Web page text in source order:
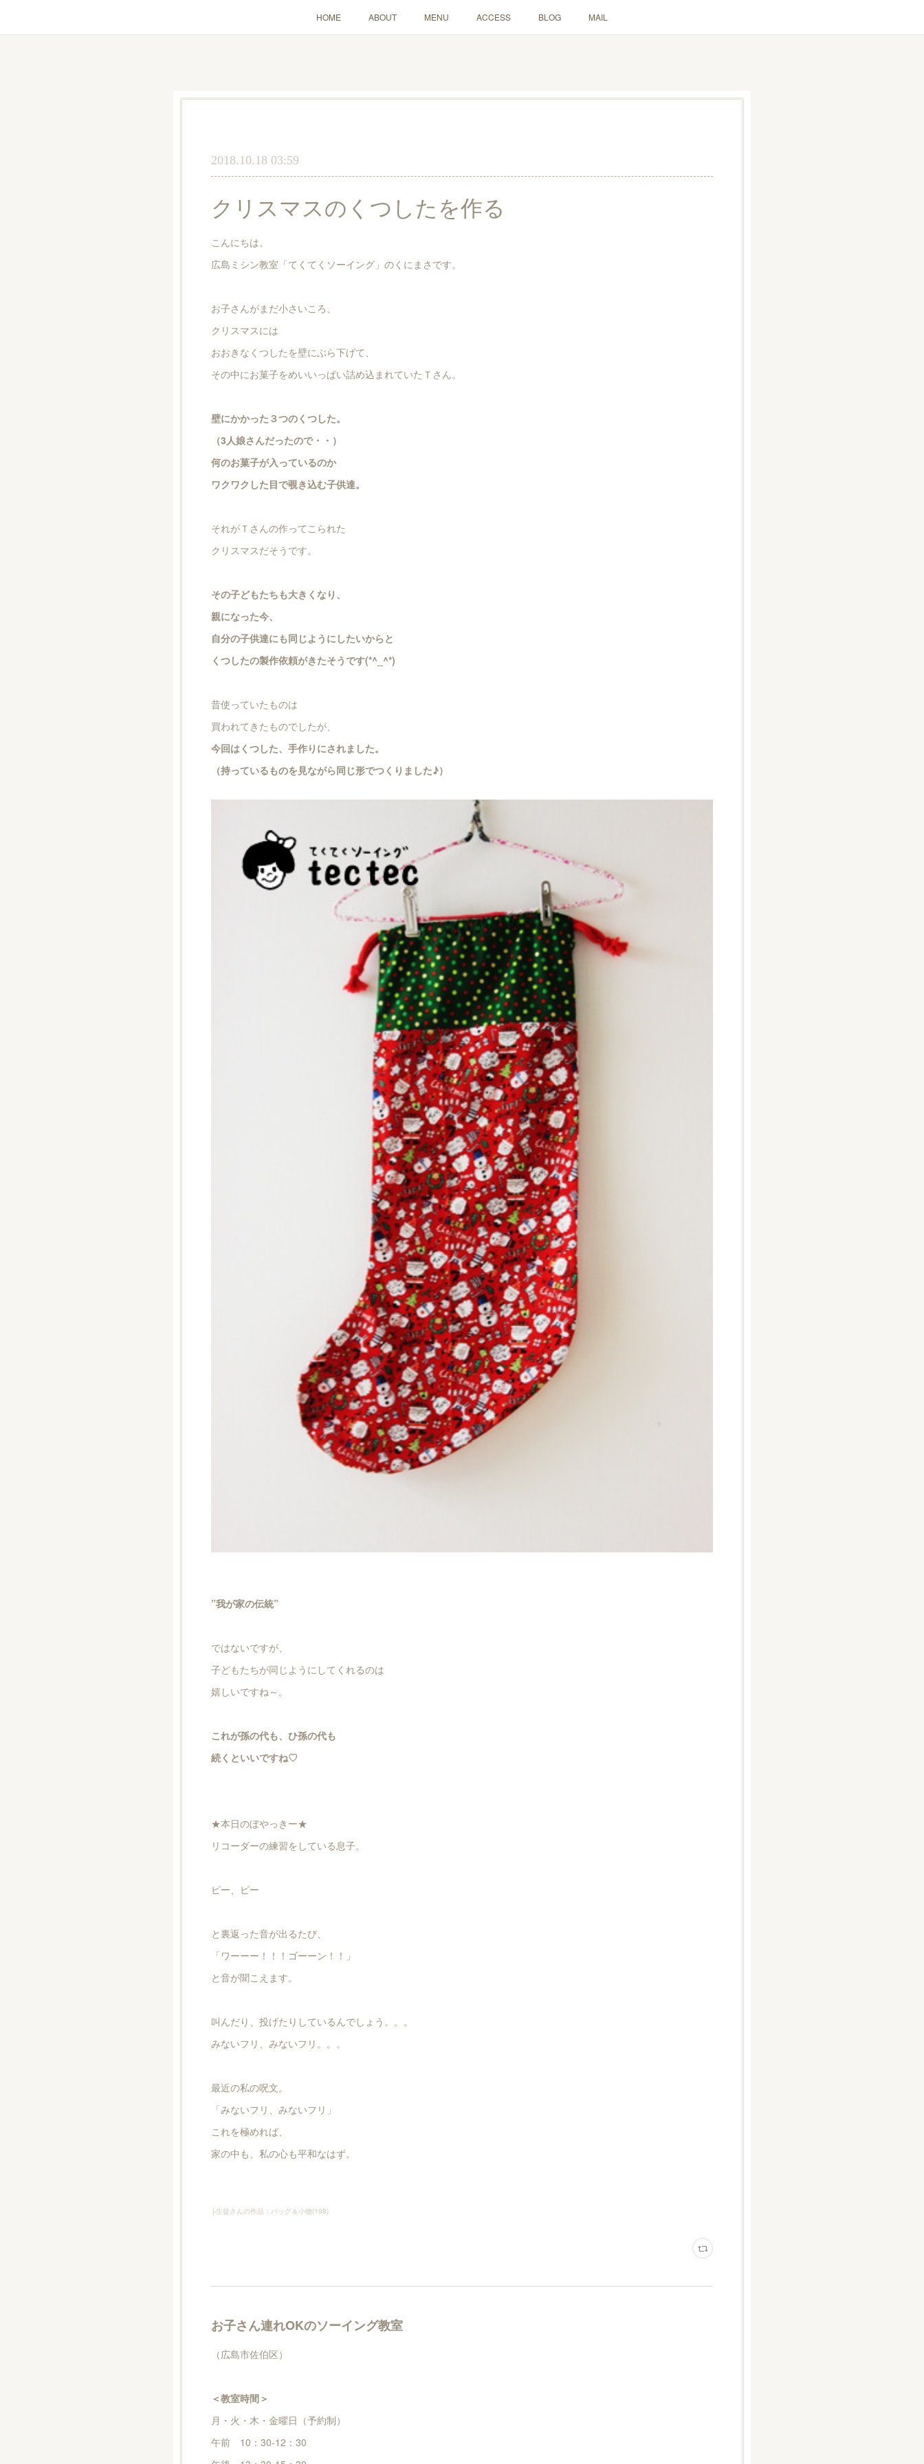
HOME ABOUT MENU ACCESS BLOG MAIL
2018.10.18 03:59
クリスマスのくつしたを作る
こんにちは。
広島ミシン教室「てくてくソーイング」のくにまさです。
お子さんがまだ小さいころ、
クリスマスには
おおきなくつしたを壁にぶら下げて、
その中にお菓子をめいいっぱい詰め込まれていたＴさん。
壁にかかった３つのくつした。
（3人娘さんだったので・・）
何のお菓子が入っているのか
ワクワクした目で覗き込む子供達。
それがＴさんの作ってこられた
クリスマスだそうです。
その子どもたちも大きくなり、
親になった今、
自分の子供達にも同じようにしたいからと
くつしたの製作依頼がきたそうです(*^_^*)
昔使っていたものは
買われてきたものでしたが、
今回はくつした、手作りにされました。
（持っているものを見ながら同じ形でつくりました♪）
”我が家の伝統”
ではないですが、
子どもたちが同じようにしてくれるのは
嬉しいですね～。
これが孫の代も、ひ孫の代も
続くといいですね♡
★本日のぼやっきー★
リコーダーの練習をしている息子。
ピー、ピー
と裏返った音が出るたび、
「ワーーー！！！ゴーーン！！」
と音が聞こえます。
叫んだり、投げたりしているんでしょう。。。
みないフリ、みないフリ。。。
最近の私の呪文。
「みないフリ、みないフリ」
これを極めれば、
家の中も、私の心も平和なはず。
├生徒さんの作品：バッグ＆小物(198)
お子さん連れOKのソーイング教室
（広島市佐伯区）
＜教室時間＞
月・火・木・金曜日（予約制）
午前 10：30-12：30